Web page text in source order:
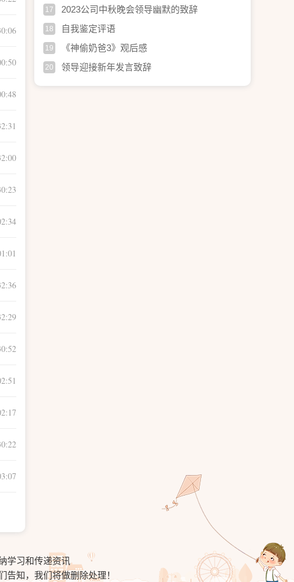
17 2023公司中秋晚会领导幽默的致辞
18 自我鉴定评语
19 《神偷奶爸3》观后感
20 领导迎接新年发言致辞
学习和传递资讯
知，我们将做删除处理！